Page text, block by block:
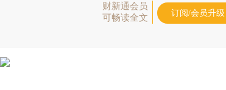
财新通会员
可畅读全文
订阅/会员升级